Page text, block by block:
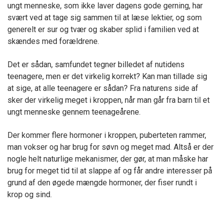
ungt menneske, som ikke laver dagens gode gerning, har
svært ved at tage sig sammen til at læse lektier, og som
generelt er sur og tvær og skaber splid i familien ved at
skændes med forældrene.
Det er sådan, samfundet tegner billedet af nutidens
teenagere, men er det virkelig korrekt? Kan man tillade sig
at sige, at alle teenagere er sådan? Fra naturens side af
sker der virkelig meget i kroppen, når man går fra barn til et
ungt menneske gennem teenageårene.
Der kommer flere hormoner i kroppen, puberteten rammer,
man vokser og har brug for søvn og meget mad. Altså er der
nogle helt naturlige mekanismer, der gør, at man måske har
brug for meget tid til at slappe af og får andre interesser på
grund af den øgede mængde hormoner, der fiser rundt i
krop og sind.